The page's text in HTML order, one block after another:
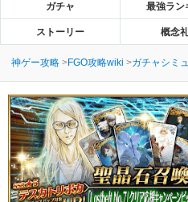
ガチャ 最強ラン
ストーリー 概念
神ゲー攻略 FGO攻略wiki ガチャシミ